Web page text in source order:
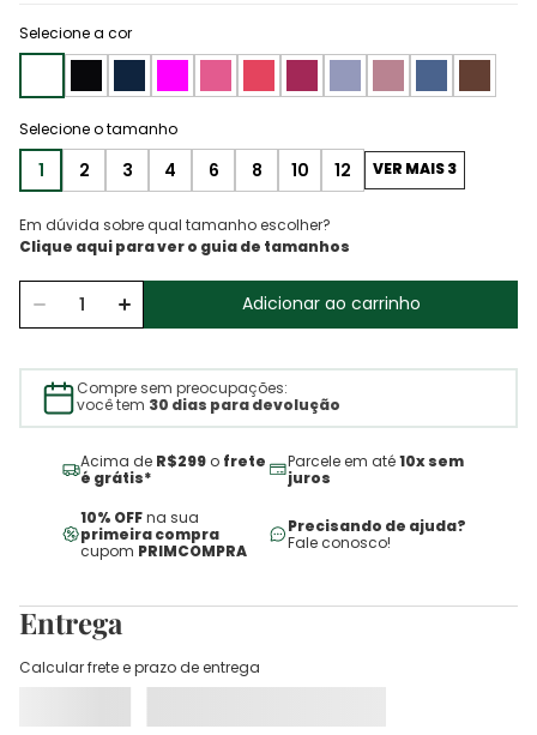
Selecione a cor
1 2 3 4 6 8 10 12 VER MAIS 3
Em dúvida sobre qual tamanho escolher?
Adicionar ao carrinho
Compre sem preocupações:
você tem 30 dias para devolução
Acima de R$299 o frete
é grátis*
Parcele em até10x sem
juros
10% OFFna sua
primeira compra
cupom PRIMCOMPRA
Precisando de ajuda?
Fale conosco!
Entrega
Calcular frete e prazo de entrega